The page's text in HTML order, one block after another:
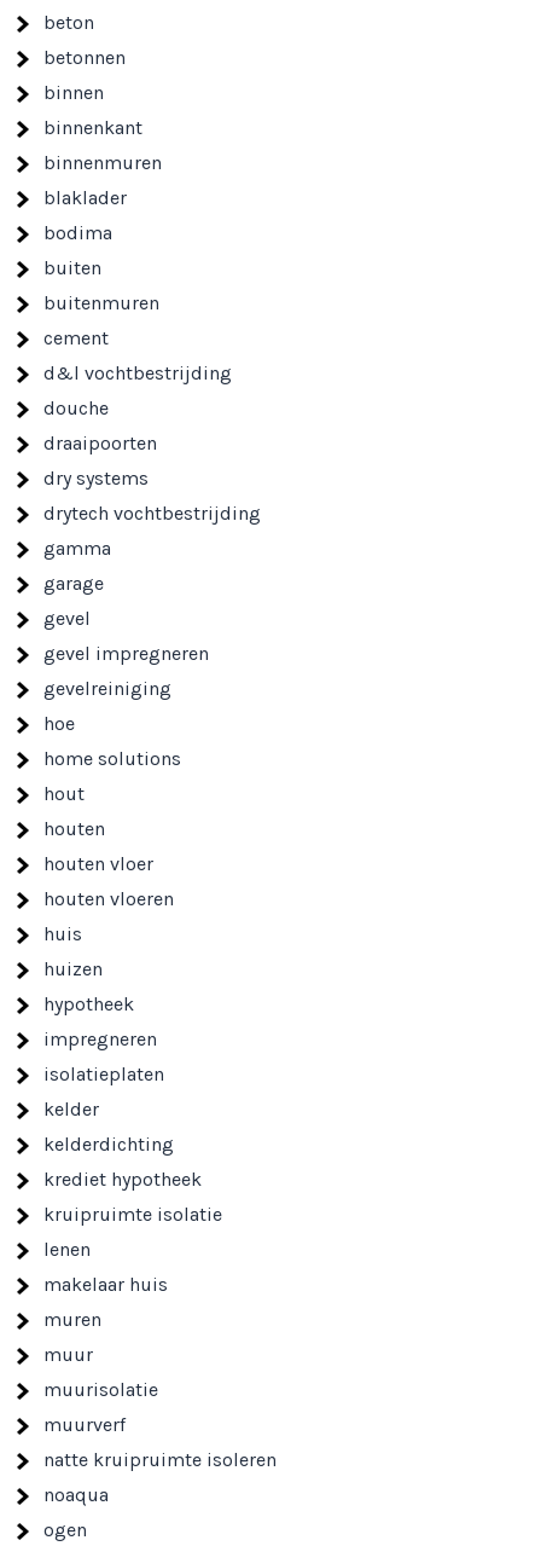
beton
betonnen
binnen
binnenkant
binnenmuren
blaklader
bodima
buiten
buitenmuren
cement
d&l vochtbestrijding
douche
draaipoorten
dry systems
drytech vochtbestrijding
gamma
garage
gevel
gevel impregneren
gevelreiniging
hoe
home solutions
hout
houten
houten vloer
houten vloeren
huis
huizen
hypotheek
impregneren
isolatieplaten
kelder
kelderdichting
krediet hypotheek
kruipruimte isolatie
lenen
makelaar huis
muren
muur
muurisolatie
muurverf
natte kruipruimte isoleren
noaqua
ogen